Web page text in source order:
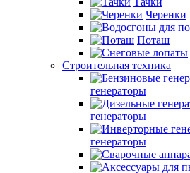
Черенки
Поташ
Строительная техника
генераторы
генераторы
генераторы